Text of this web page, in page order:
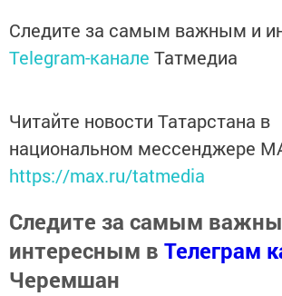
Следите за самым важным и
Telegram-канале Татмедиа
Читайте новости Татарстана в
национальном мессенджере
https://max.ru/tatmedia
Следите за самым
интересным в Телеграм
Черемшан